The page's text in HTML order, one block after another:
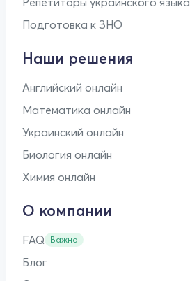
Подготовка к ЗНО
Наши решения
Английский онлайн
Математика онлайн
Украинский онлайн
Биология онлайн
Химия онлайн
О компании
FAQ Важно
Блог